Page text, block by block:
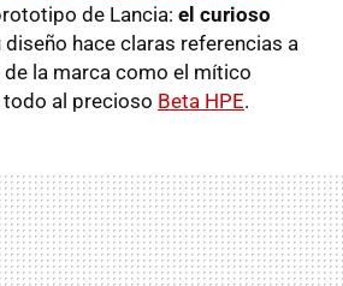
de Lancia: el curioso
diseño hace claras referencias a
la marca como el mítico
al precioso Beta HPE.